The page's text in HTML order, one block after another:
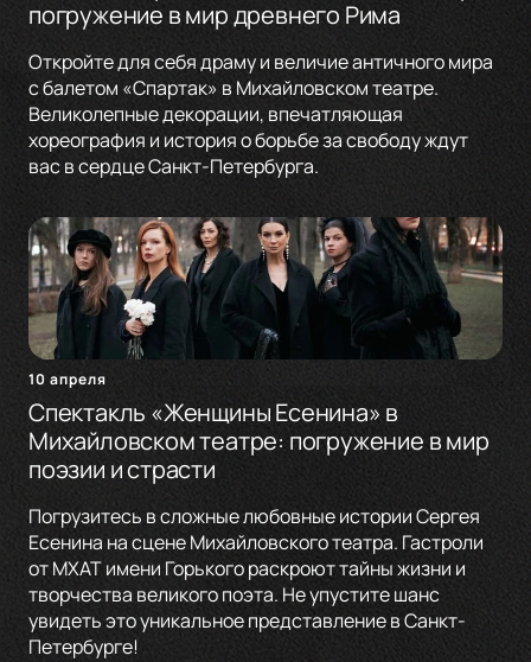
погружение в мир древнего Рима
Откройте для себя драму и величие античного мира
с балетом «Спартак» в Михайловском театре.
Великолепные декорации, впечатляющая
хореография и история о борьбе за свободу ждут
вас в сердце Санкт-Петербурга.
10 апреля
Спектакль «Женщины Есенина» в
Михайловском театре: погружение в мир
поэзии и страсти
Погрузитесь в сложные любовные истории Сергея
Есенина на сцене Михайловского театра. Гастроли
от МХАТ имени Горького раскроют тайны жизни и
творчества великого поэта. Не упустите шанс
увидеть это уникальное представление в Санкт-
Петербурге!